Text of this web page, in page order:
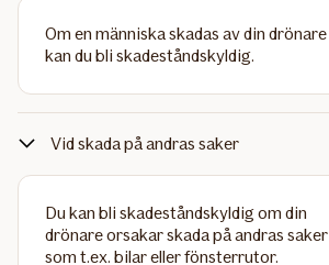
Om en människa skadas av din drönare
kan du bli skadeståndskyldig.
Vid skada på andras saker
Du kan bli skadeståndskyldig om din
drönare orsakar skada på andras saker
som t.ex. bilar eller fönsterrutor.